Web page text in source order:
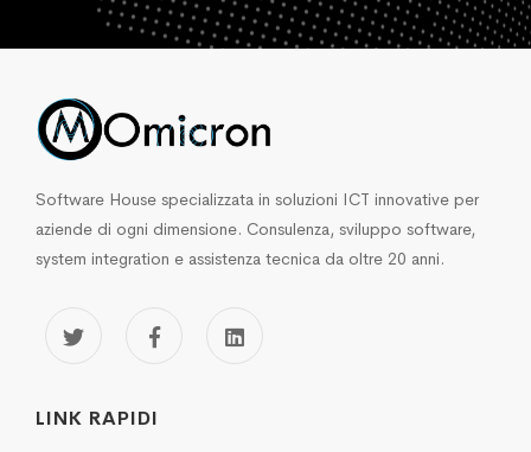
Software House specializzata in soluzioni ICT innovative per
aziende di ogni dimensione. Consulenza, sviluppo software,
system integration e assistenza tecnica da oltre 20 anni.
LINK RAPIDI